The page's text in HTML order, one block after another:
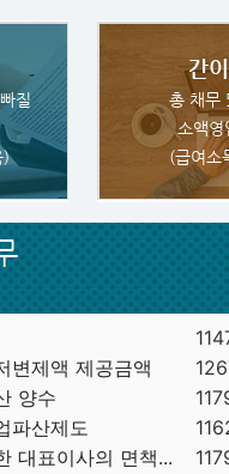
질
)
간
총 채무
소액영
(급여소
변제액 제공금액
양수
파산제도
대표이사의 면책...